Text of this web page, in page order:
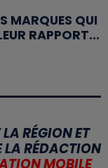
MARQUES QUI
RAPPORT...
RÉGION ET
LA RÉDACTION